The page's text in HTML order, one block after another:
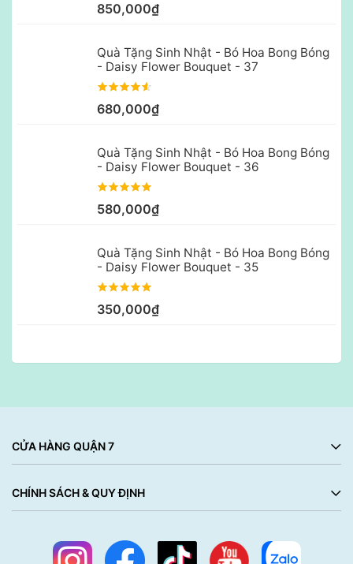
850,000₫
Quà Tặng Sinh Nhật - Bó Hoa Bong Bóng
- Daisy Flower Bouquet - 37
680,000₫
Quà Tặng Sinh Nhật - Bó Hoa Bong Bóng
- Daisy Flower Bouquet - 36
580,000₫
Quà Tặng Sinh Nhật - Bó Hoa Bong Bóng
- Daisy Flower Bouquet - 35
350,000₫
CỬA HÀNG QUẬN 7
CHÍNH SÁCH & QUY ĐỊNH